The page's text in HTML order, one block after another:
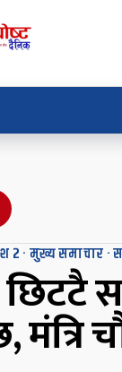
२ ·मुख्य समाचार ·
मंत्रि